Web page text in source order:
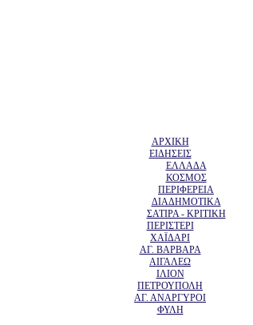
ΑΡΧΙΚΗ
ΕΙΔΗΣΕΙΣ
ΕΛΛΑΔΑ
ΚΟΣΜΟΣ
ΠΕΡΙΦΕΡΕΙΑ
ΔΙΑΔΗΜΟΤΙΚΑ
ΣΑΤΙΡΑ - ΚΡΙΤΙΚΗ
ΠΕΡΙΣΤΕΡΙ
ΧΑΪΔΑΡΙ
ΑΓ. ΒΑΡΒΑΡΑ
ΑΙΓΑΛΕΩ
ΙΛΙΟΝ
ΠΕΤΡΟΥΠΟΛΗ
ΑΓ. ΑΝΑΡΓΥΡΟΙ
ΦΥΛΗ